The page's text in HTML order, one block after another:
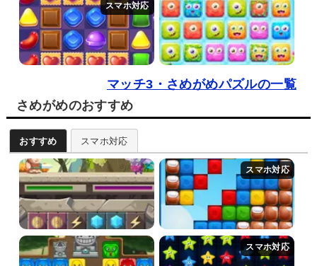
マッチ3・さめがめパズルの一覧
さめがめのおすすめ
おすすめ スマホ対応